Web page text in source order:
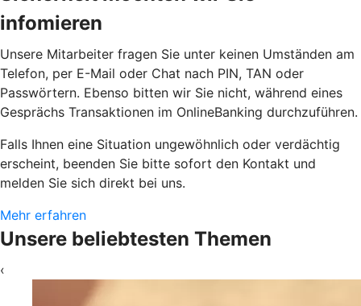
infomieren
Unsere Mitarbeiter fragen Sie unter keinen Umständen am
Telefon, per E-Mail oder Chat nach PIN, TAN oder
Passwörtern. Ebenso bitten wir Sie nicht, während eines
Gesprächs Transaktionen im OnlineBanking durchzuführen.
Falls Ihnen eine Situation ungewöhnlich oder verdächtig
erscheint, beenden Sie bitte sofort den Kontakt und
melden Sie sich direkt bei uns.
Mehr erfahren
Unsere beliebtesten Themen
‹